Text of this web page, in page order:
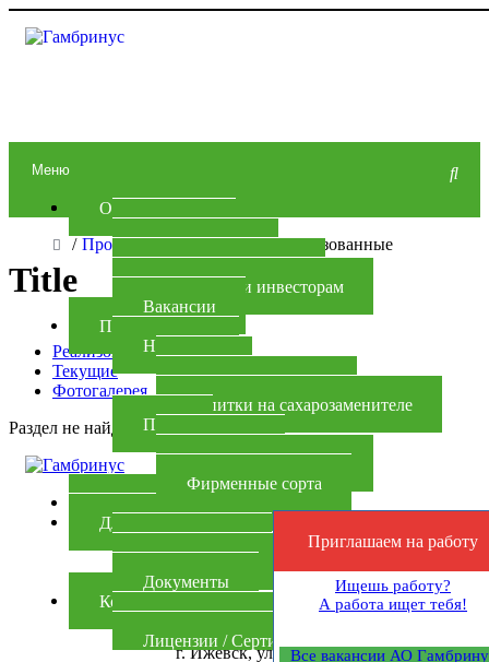
Меню
О заводе
Акционерам и инвесторам
Вакансии
Продукция
Напитки
Напитки на сахарозаменителе
Пиво
Фирменные сорта
Для партнеров
Документы
Контакты
Лицензии / Сертификаты
/ Проекты тюнинг-ателье / Реализованные
Title
Реализованные
Текущие
Фотогалерея
Раздел не найден.
+7(3412)46-60-71, 46-60-71
г. Ижевск, ул. Салютовская , 77
Приглашаем на работу
Ищешь работу?
А работа ищет тебя!
Все вакансии АО